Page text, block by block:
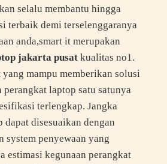
selalu membantu hingga
terbaik demi terselenggaranya
anda,smart it merupakan
jakarta pusatkualitas no1.
yang mampu memberikan solusi
perangkat laptop satu satunya
terlengkap. Jangka
dapat disesuaikan dengan
system penyewaan yang
estimasi kegunaan perangkat